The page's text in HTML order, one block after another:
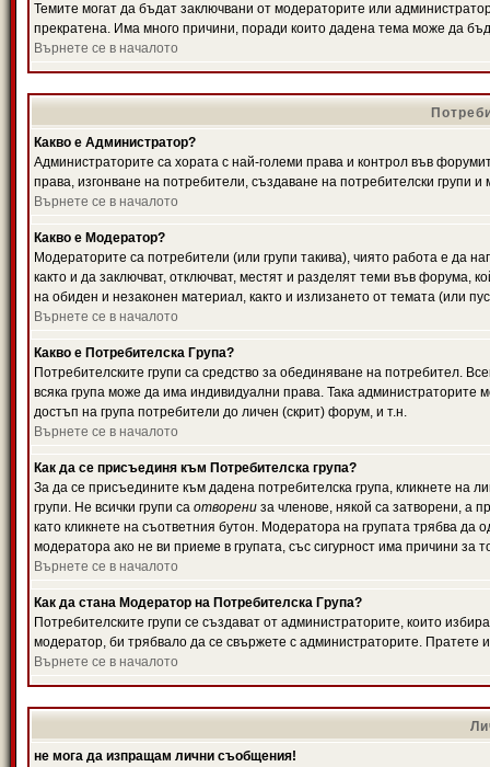
Темите могат да бъдат заключвани от модераторите или
прекратена. Има много причини, поради които дадена тема може да
Върнете се в началото
Какво е Администратор?
Администраторите са хората с най-големи права и контрол във
права, изгонване на потребители, създаване на потребителски групи
Върнете се в началото
Какво е Модератор?
Модераторите са потребители (или групи такива), чиято работа е да
както и да заключват, отключват, местят и разделят теми във форума,
на обиден и незаконен материал, както и излизането от темата (или
Върнете се в началото
Какво е Потребителска Група?
Потребителските групи са средство за обединяване на потребител.
всяка група може да има индивидуални права. Така
достъп на група потребители до личен (скрит) форум, и т.н.
Върнете се в началото
Как да се присъединя към Потребителска група?
За да се присъедините към дадена потребителска група, кликнете на
групи. Не всички групи са отворени за членове, някой са затворени, а
като кликнете на съответния бутон. Модератора на групата трябва
модератора ако не ви приеме в групата, със сигурност има причини за
Върнете се в началото
Как да стана Модератор на Потребителска Група?
Потребителските групи се създават от администраторите, които
модератор, би трябвало да се свържете с администраторите.
Върнете се в началото
не мога да изпращам лични съобщения!